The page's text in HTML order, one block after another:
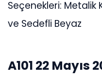
Seçenekleri: Metalik
ve Sedefli Beyaz
A101 22 Mayıs